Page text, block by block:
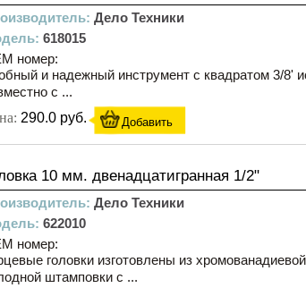
Дело Техники
618015
номер:
и надежный инструмент с квадратом 3/8'
с ...
290.0 руб. Добавить
10 мм. двенадцатигранная 1/2"
Дело Техники
622010
номер:
головки изготовлены из
штамповки с ...